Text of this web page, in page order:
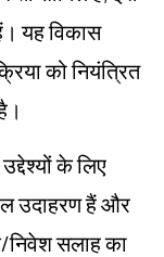
यह विकास
को नियंत्रित
के लिए
उदाहरण हैं और
निवेश सलाह का